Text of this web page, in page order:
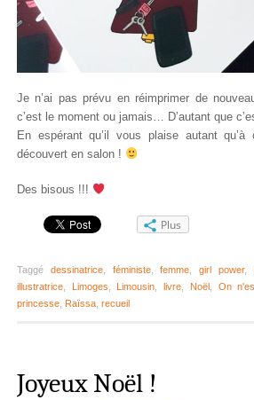
Je n’ai pas prévu en réimprimer de
c’est le moment ou jamais… D’autant que
En espérant qu’il vous plaise autant
découvert en salon !
Des bisous !!!
Plus
Taggé dessinatrice, féministe,femme ,girl power,
illustratrice, Limoges Limousin ,livre Noël, On
princesse, Raïssa, recueil
Joyeux Noël !